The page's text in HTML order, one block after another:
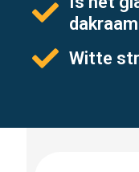
Witte